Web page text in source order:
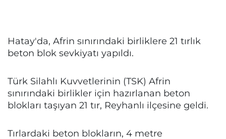
Hatay'da, Afrin sınırındaki birliklere 21 tırlık
beton blok sevkiyatı yapıldı.
Türk Silahlı Kuvvetlerinin (TSK) Afrin
sınırındaki birlikler için hazırlanan beton
blokları taşıyan 21 tır, Reyhanlı ilçesine geldi.
Tırlardaki beton blokların, 4 metre